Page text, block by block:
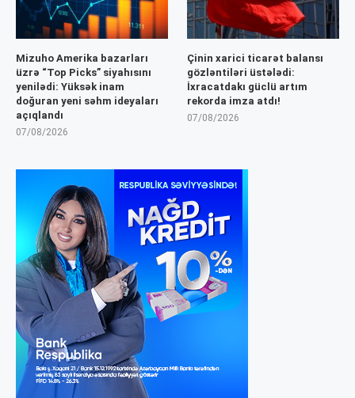
Mizuho Amerika bazarları
üzrə “Top Picks” siyahısını
yenilədi: Yüksək inam
doğuran yeni səhm ideyaları
açıqlandı
07/08/2026
Çinin xarici ticarət balansı
gözləntiləri üstələdi:
İxracatdakı güclü artım
rekorda imza atdı!
07/08/2026